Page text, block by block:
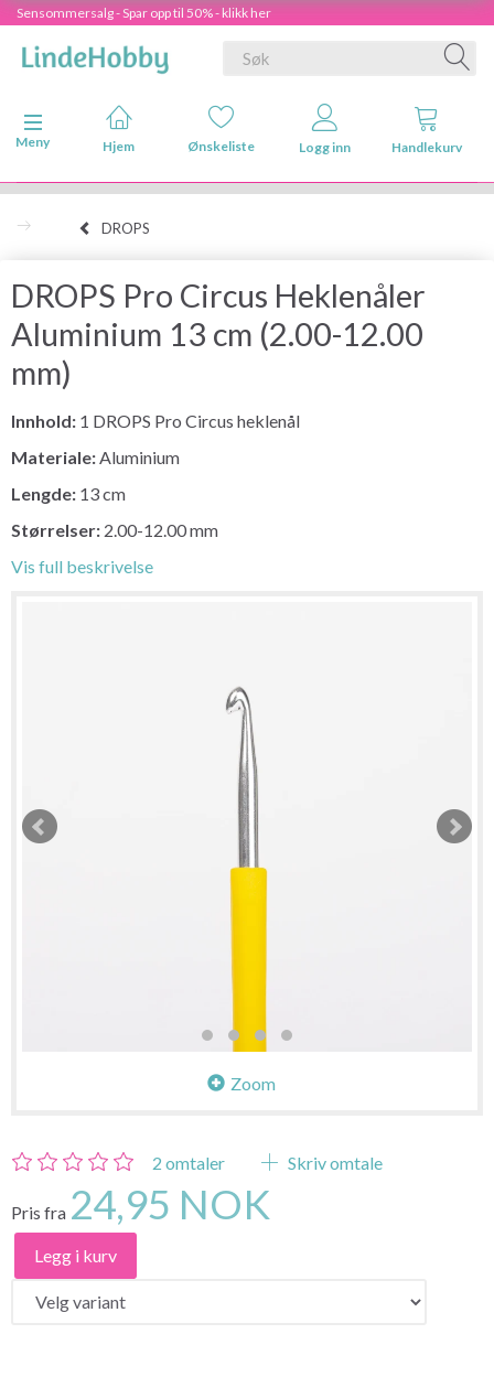
Sensommersalg - Spar opp til 50% - klikk her
Veksle navigasjon
Meny
Hjem Ønskeliste Logg inn Handlekurv
DROPS
DROPS Pro Circus Heklenåler
Aluminium 13 cm (2.00-12.00
mm)
Innhold: 1 DROPS Pro Circus heklenål
Materiale: Aluminium
Lengde: 13 cm
Størrelser: 2.00-12.00 mm
Vis full beskrivelse
Zoom
2 omtaler Skriv omtale
Pris fra 24,95 NOK
Legg i kurv